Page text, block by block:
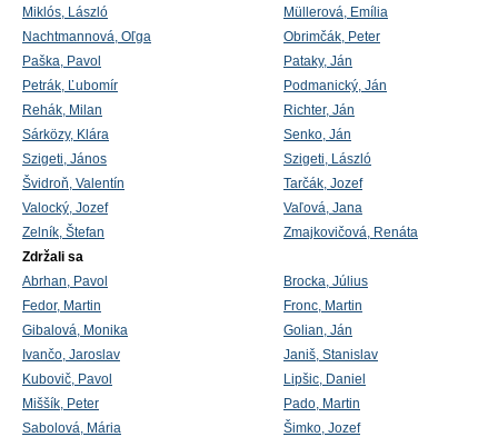
Miklós, László
Müllerová, Emília
Nachtmannová, Oľga
Obrimčák, Peter
Paška, Pavol
Pataky, Ján
Petrák, Ľubomír
Podmanický, Ján
Rehák, Milan
Richter, Ján
Sárközy, Klára
Senko, Ján
Szigeti, János
Szigeti, László
Švidroň, Valentín
Tarčák, Jozef
Valocký, Jozef
Vaľová, Jana
Zelník, Štefan
Zmajkovičová, Renáta
Zdržali sa
Abrhan, Pavol
Brocka, Július
Fedor, Martin
Fronc, Martin
Gibalová, Monika
Golian, Ján
Ivančo, Jaroslav
Janiš, Stanislav
Kubovič, Pavol
Lipšic, Daniel
Miššík, Peter
Pado, Martin
Sabolová, Mária
Šimko, Jozef